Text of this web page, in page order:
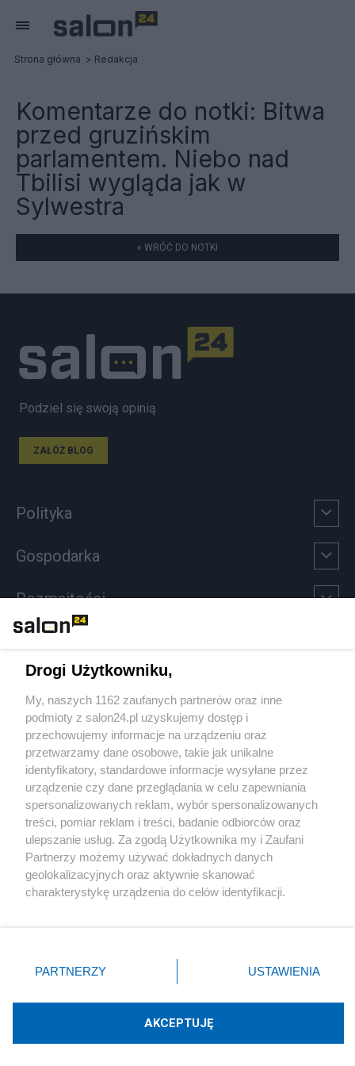
Strona główna Redakcja
Komentarze do notki: Bitwa
przed gruzińskim
parlamentem. Niebo nad
Tbilisi wygląda jak w
Sylwestra
« WRÓĆ DO NOTKI
Podziel się swoją opinią
ZAŁÓŻ BLOG
Polityka
Gospodarka
Rozmaitości
Sport
Społeczeństwo
Kultura
X Facebook Instagram Youtube
Technologię dostarcza:W3media.pl
Drogi Użytkowniku,
My, naszych 1162 zaufanych partnerów oraz inne
podmioty z salon24.pl uzyskujemy dostęp i
przechowujemy informacje na urządzeniu oraz
przetwarzamy dane osobowe, takie jak unikalne
identyfikatory, standardowe informacje wysyłane przez
urządzenie czy dane przeglądania w celu zapewniania
spersonalizowanych reklam, wybór spersonalizowanych
treści, pomiar reklam i treści, badanie odbiorców oraz
ulepszanie usług. Za zgodą Użytkownika my i Zaufani
Partnerzy możemy używać dokładnych danych
geolokalizacyjnych oraz aktywnie skanować
charakterystykę urządzenia do celów identyfikacji.
zmienić/wycofać klikając przycisk ustawień prywatności
znajdujący się w lewym dolnym rogu strony
rodzaje przetwarzania danych nie wymagają zgody
użytkownika, ale masz prawo sprzeciwić się takiemu
PARTNERZY USTAWIENIA
AKCEPTUJĘ